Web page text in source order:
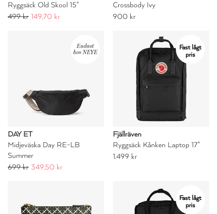
Ryggsäck Old Skool 15"
499 kr 149,70 kr
Crossbody Ivy
900 kr
DAY ET
Midjeväska Day RE-LB
Summer
699 kr 349,50 kr
Fast lågt
pris
Fjällräven
Ryggsäck Kånken Laptop 17"
1.499 kr
Fast lågt
pris